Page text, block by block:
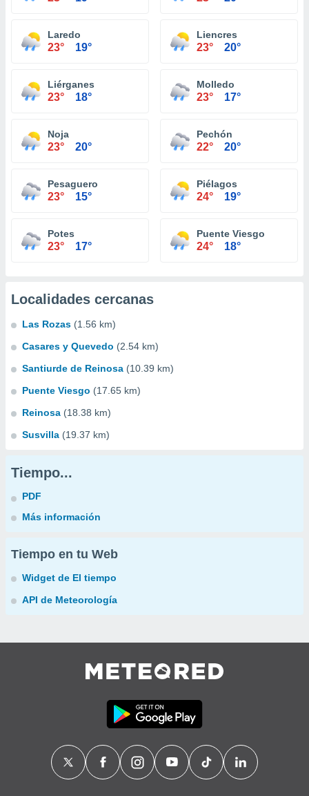
Laredo
23° 19°
Liencres
23° 20°
Liérganes
23° 18°
Molledo
23° 17°
Noja
23° 20°
Pechón
22° 20°
Pesaguero
23° 15°
Piélagos
24° 19°
Potes
23° 17°
Puente Viesgo
24° 18°
Localidades cercanas
Las Rozas (1.56 km)
Casares y Quevedo (2.54 km)
Santiurde de Reinosa (10.39 km)
Puente Viesgo (17.65 km)
Reinosa (18.38 km)
Susvilla (19.37 km)
Tiempo...
PDF
Más información
Tiempo en tu Web
Widget de El tiempo
API de Meteorología